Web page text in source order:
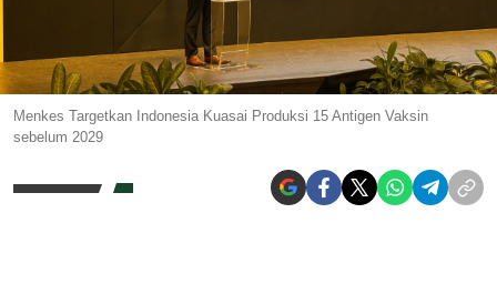
Menkes Targetkan Indonesia Kuasai Produksi 15 Antigen Vaksin
sebelum 2029